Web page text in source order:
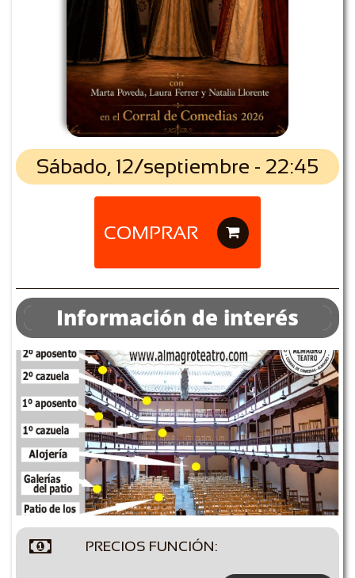
Sábado, 12/septiembre - 22:45
COMPRAR 
Información de interés
 PRECIOS FUNCIÓN: